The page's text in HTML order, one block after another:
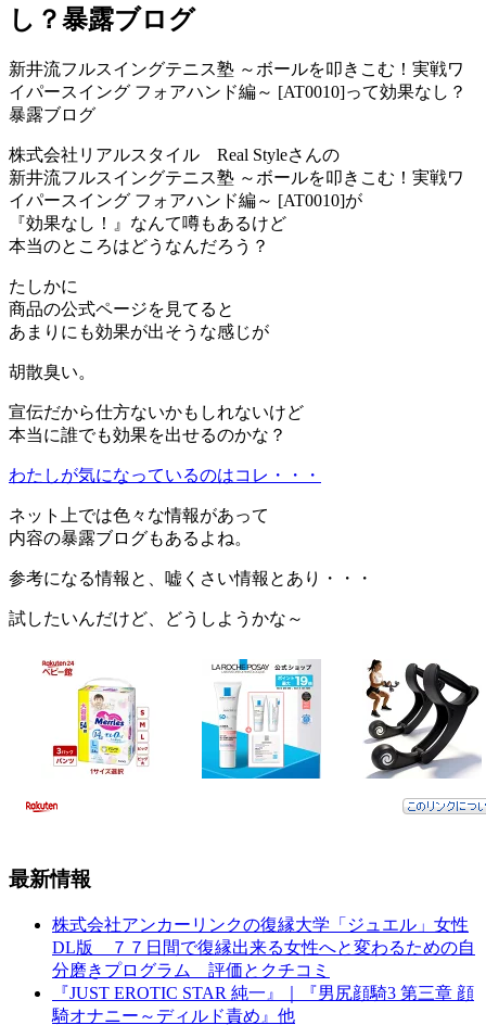
し？暴露ブログ
新井流フルスイングテニス塾 ～ボールを叩きこむ！実戦ワ
イパースイング フォアハンド編～ [AT0010]って効果なし？
暴露ブログ
株式会社リアルスタイル Real Styleさんの
新井流フルスイングテニス塾 ～ボールを叩きこむ！実戦ワ
イパースイング フォアハンド編～ [AT0010]が
『効果なし！』なんて噂もあるけど
本当のところはどうなんだろう？
たしかに
商品の公式ページを見てると
あまりにも効果が出そうな感じが
胡散臭い。
宣伝だから仕方ないかもしれないけど
本当に誰でも効果を出せるのかな？
わたしが気になっているのはコレ・・・
ネット上では色々な情報があって
内容の暴露ブログもあるよね。
参考になる情報と、嘘くさい情報とあり・・・
試したいんだけど、どうしようかな～
最新情報
株式会社アンカーリンクの復縁大学「ジュエル」女性
DL版 ７７日間で復縁出来る女性へと変わるための自
分磨きプログラム 評価とクチコミ
『JUST EROTIC STAR 純一』｜『男尻顔騎3 第三章 顔
騎オナニー～ディルド責め』他